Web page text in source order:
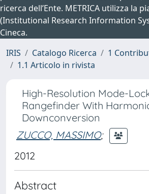
ricerca dell’Ente. METRICA utilizza la
(Institutional Research Information
Cineca.
IRIS
Catalogo Ricerca
1
1.1 Articolo in rivista
High-Resolution Mode-
Rangefinder With
Downconversion
ZUCCO, MASSIMO;
2012
Abstract